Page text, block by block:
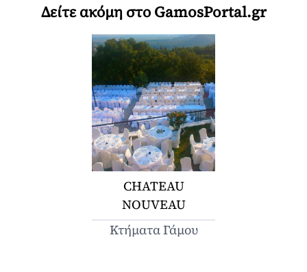
Δείτε ακόμη στο GamosPortal.gr
CHATEAU
NOUVEAU
Κτήματα Γάμου